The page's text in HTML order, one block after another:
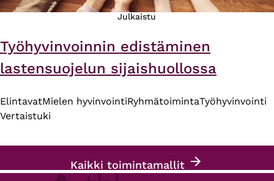
Julkaistu
Työhyvinvoinnin edistäminen
lastensuojelun sijaishuollossa
ElintavatMielen hyvinvointiRyhmätoimintaTyöhyvinvointi
Vertaistuki
Kaikki toimintamallit